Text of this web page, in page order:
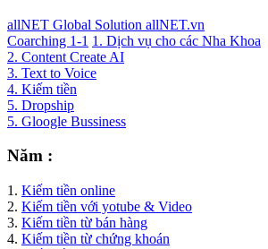
allNET Global Solution allNET.vn
Coarching 1-1 1. Dịch vụ cho các Nha Khoa
2. Content Create AI
3. Text to Voice
4. Kiếm tiền
5. Dropship
5. Gloogle Bussiness
Năm :
1. Kiếm tiền online
2. Kiếm tiền với yotube & Video
3. Kiếm tiền từ bán hàng
4. Kiếm tiền từ chứng khoán